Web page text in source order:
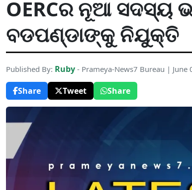
OERCର ନୂଆ ସଦସ୍ୟ
ବଡପଣ୍ଡାଙ୍କୁ ନିଯୁକ୍ତି
Published By: Ruby - Prameya-News7 Bureau | June
Share
Tweet Share